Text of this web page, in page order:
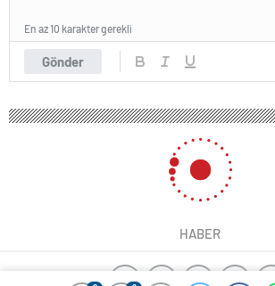
Gönder
En az 10 karakter gerekli
HABER